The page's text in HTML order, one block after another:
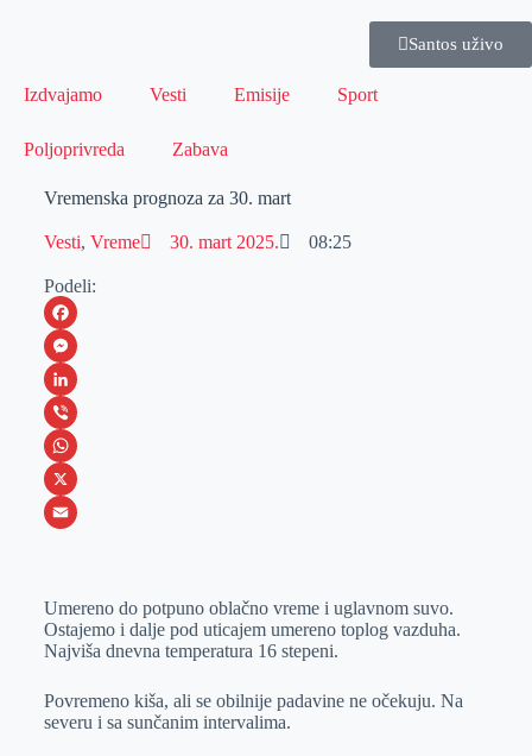
Santos uživo
Izdvajamo Vesti Emisije Sport
Poljoprivreda Zabava
Vremenska prognoza za 30. mart
Vesti, Vreme 30. mart 2025. 08:25
Podeli:
F
a
c
e
b
o
M
e
s
s
e
e
r
L
i
n
k
I
n
V
i
b
W
h
s
A
p
X
a
i
Umereno do potpuno oblačno vreme i uglavnom suvo.
Ostajemo i dalje pod uticajem umereno toplog vazduha.
Najviša dnevna temperatura 16 stepeni.
Povremeno kiša, ali se obilnije padavine ne očekuju. Na
severu i sa sunčanim intervalima.